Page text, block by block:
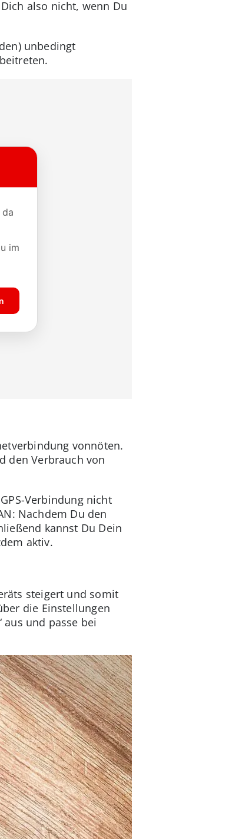
also nicht, wenn Du
unbedingt
vonnöten.
den Verbrauch von
Verbindung nicht
Nachdem Du den
kannst Du Dein
aktiv.
steigert und somit
die Einstellungen
aus und passe bei